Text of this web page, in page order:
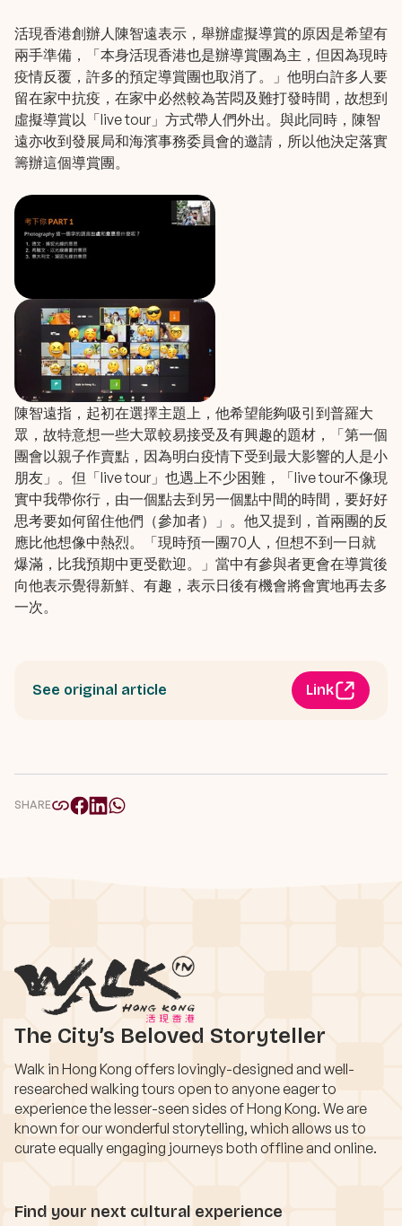
活現香港創辦人陳智遠表示，舉辦虛擬導賞的原因是希望有
兩手準備，「本身活現香港也是辦導賞團為主，但因為現時
疫情反覆，許多的預定導賞團也取消了。」他明白許多人要
留在家中抗疫，在家中必然較為苦悶及難打發時間，故想到
虛擬導賞以「live tour」方式帶人們外出。與此同時，陳智
遠亦收到發展局和海濱事務委員會的邀請，所以他決定落實
籌辦這個導賞團。
陳智遠指，起初在選擇主題上，他希望能夠吸引到普羅大
眾，故特意想一些大眾較易接受及有興趣的題材，「第一個
團會以親子作賣點，因為明白疫情下受到最大影響的人是小
朋友」。但「live tour」也遇上不少困難，「live tour不像現
實中我帶你行，由一個點去到另一個點中間的時間，要好好
思考要如何留住他們（參加者）」。他又提到，首兩團的反
應比他想像中熱烈。「現時預一團70人，但想不到一日就
爆滿，比我預期中更受歡迎。」當中有參與者更會在導賞後
向他表示覺得新鮮、有趣，表示日後有機會將會實地再去多
一次。
See original article Link
SHARE
The City’s Beloved Storyteller
Walk in Hong Kong offers lovingly-designed and well-
researched walking tours open to anyone eager to
experience the lesser-seen sides of Hong Kong. We are
known for our wonderful storytelling, which allows us to
curate equally engaging journeys both offline and online.
Find your next cultural experience